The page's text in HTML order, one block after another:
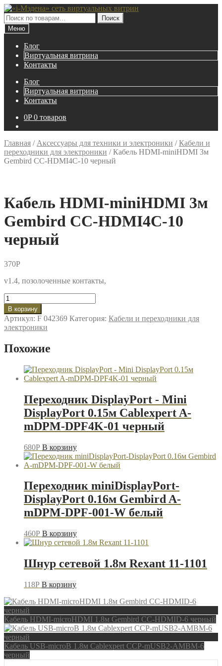
Перейти
к
навигации
Перейти
к
содержимому
Искать:
Поиск
Меню
Блог
Виртуальная витрина
Контакты
Блог
Виртуальная витрина
Контакты
0P 0 товаров
Главная / Аксессуары для техники и электроники /Кабели и
переходники для электроники /Кабель HDMI-miniHDMI 3м
Gembird CC-HDMI4C-10 черный
Кабель HDMI-miniHDMI 3м
Gembird CC-HDMI4C-10
черный
370P
v1.4, позолоченные контакты,
Количество
товара
Кабель
HDMI-
miniHDMI
Gembird
HDMI4C-
В корзину
Артикул: F 042369 Категория: Кабели и переходники для
электроники
Похожие
Переходник DisplayPort - Mini
DisplayPort 0.15м Cablexpert A-
mDPM-DPF4K-01 черный
680P В корзину
Переходник miniDisplayPort-
DisplayPort 0.16м Gembird A-
mDPM-DPF-001-W белый
460P В корзину
Шнур сетевой 1.8м Rexant 11-1101
118P В корзину
Кабель HDMI-microHDMI 1.8м Gembird CC-HDMID-6 черный
Кабель USB-microB 1.8м Cablexpert CCP-mUSB2-AMBM-6
черный